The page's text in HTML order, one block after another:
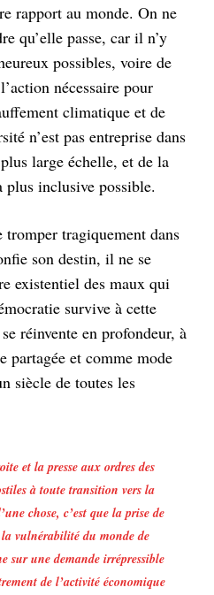
rapport au monde. On ne
qu’elle passe, car il n’y
possibles, voire de
nécessaire pour
climatique et de
n’est pas entreprise dans
large échelle, et de la
inclusive possible.
tragiquement dans
son destin, il ne se
existentiel des maux qui
survive à cette
réinvente en profondeur, à
partagée et comme mode
siècle de toutes les
et la presse aux ordres des
à toute transition vers la
chose, c’est que la prise de
vulnérabilité du monde de
sur une demande irrépressible
de l’activité économique